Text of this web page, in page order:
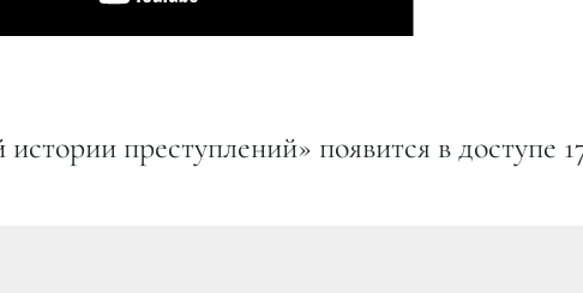
преступлений» появится в доступе